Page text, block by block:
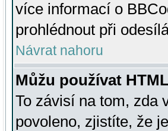
více informací o
prohlédnout při
Návrat nahoru
Můžu používat
To závisí na tom, zda
povoleno, zjistíte, že